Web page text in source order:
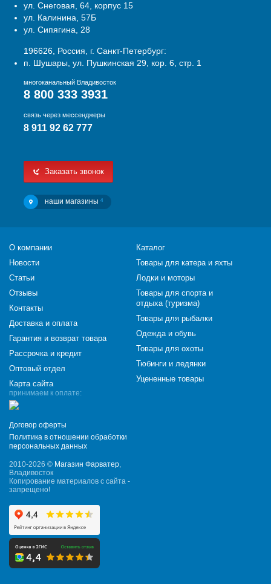
ул. Снеговая, 64, корпус 15
ул. Калинина, 57Б
ул. Сипягина, 28
196626, Россия, г. Санкт-Петербург:
п. Шушары, ул. Пушкинская 29, кор. 6, стр. 1
многоканальный Владивосток
8 800 333 3931
связь через мессенджеры
8 911 92 62 777
Заказать звонок
наши магазины 4
принимаем к оплате:
Договор оферты
Политика в отношении обработки
персональных данных
2010-2026 © Магазин Фарватер,
Владивосток
Копирование материалов с сайта -
запрещено!
О компании
Новости
Статьи
Отзывы
Контакты
Доставка и оплата
Гарантия и возврат товара
Рассрочка и кредит
Оптовый отдел
Карта сайта
Каталог
Товары для катера и яхты
Лодки и моторы
Товары для спорта и
отдыха (туризма)
Товары для рыбалки
Одежда и обувь
Товары для охоты
Тюбинги и ледянки
Уцененные товары